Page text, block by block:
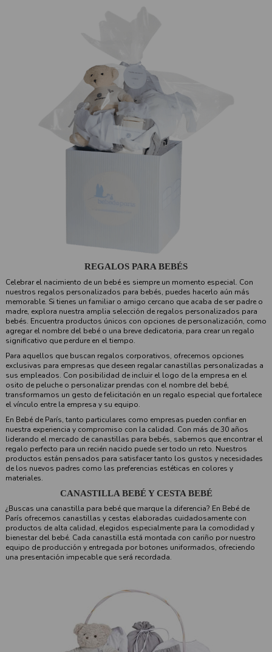
REGALOS PARA BEBÉS
Celebrar el nacimiento de un bebé es siempre un momento especial. Con
nuestros regalos personalizados para bebés, puedes hacerlo aún más
memorable. Si tienes un familiar o amigo cercano que acaba de ser padre o
madre, explora nuestra amplia selección de regalos personalizados para
bebés. Encuentra productos únicos con opciones de personalización, como
agregar el nombre del bebé o una breve dedicatoria, para crear un regalo
significativo que perdure en el tiempo.
Para aquellos que buscan regalos corporativos, ofrecemos opciones
exclusivas para empresas que deseen regalar canastillas personalizadas a
sus empleados. Con posibilidad de incluir el logo de la empresa en el
osito de peluche o personalizar prendas con el nombre del bebé,
transformamos un gesto de felicitación en un regalo especial que fortalece
el vínculo entre la empresa y su equipo.
En Bebé de París, tanto particulares como empresas pueden confiar en
nuestra experiencia y compromiso con la calidad. Con más de 30 años
liderando el mercado de canastillas para bebés, sabemos que encontrar el
regalo perfecto para un recién nacido puede ser todo un reto. Nuestros
productos están pensados ​​para satisfacer tanto los gustos y necesidades
de los nuevos padres como las preferencias estéticas en colores y
materiales.
CANASTILLA BEBÉ Y CESTA BEBÉ
¿Buscas una canastilla para bebé que marque la diferencia? En Bebé de
París ofrecemos canastillas y cestas elaboradas cuidadosamente con
productos de alta calidad, elegidos especialmente para la comodidad y
bienestar del bebé. Cada canastilla está montada con cariño por nuestro
equipo de producción y entregada por botones uniformados, ofreciendo
una presentación impecable que será recordada.